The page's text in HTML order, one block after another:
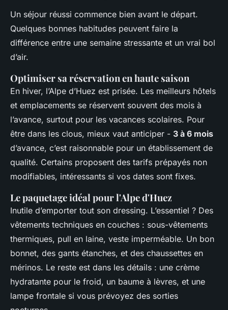
Un séjour réussi commence bien avant le départ.
Quelques bonnes habitudes peuvent faire la
différence entre une semaine stressante et un vrai bol
d’air.
Optimiser sa réservation en haute saison
En hiver, l’Alpe d’Huez est prisée. Les meilleurs hôtels
et emplacements se réservent souvent des mois à
l’avance, surtout pour les vacances scolaires. Pour
être dans les clous, mieux vaut anticiper - 3 à 6 mois
d’avance, c’est raisonnable pour un établissement de
qualité. Certains proposent des tarifs prépayés non
modifiables, intéressants si vos dates sont fixes.
Le paquetage idéal pour l'Alpe d'Huez
Inutile d’emporter tout son dressing. L’essentiel ? Des
vêtements techniques en couches : sous-vêtements
thermiques, pull en laine, veste imperméable. Un bon
bonnet, des gants étanches, et des chaussettes en
mérinos. Le reste est dans les détails : une crème
hydratante pour le froid, un baume à lèvres, et une
lampe frontale si vous prévoyez des sorties